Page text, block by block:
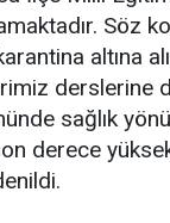
Söz
altına
derslerine
sağlık
derece